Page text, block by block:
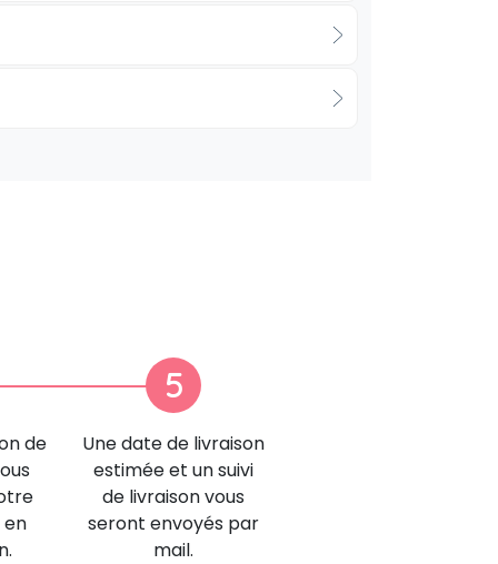
de
5
Une date de livraison
estimée et un suivi
de livraison vous
seront envoyés par
mail.